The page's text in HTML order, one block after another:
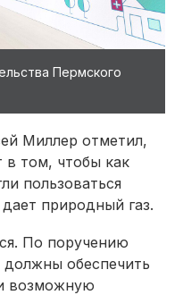
Пермского
Миллер отметил,
в том, чтобы как
пользоваться
природный газ.
По поручению
обес­печить
возможную